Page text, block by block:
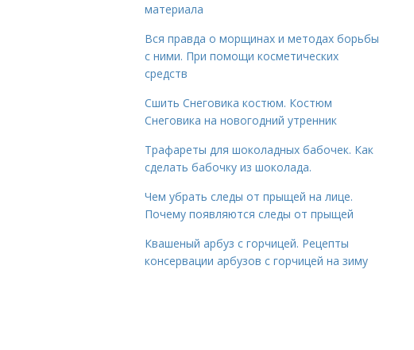
материала
Вся правда о морщинах и методах борьбы
с ними. При помощи косметических
средств
Сшить Снеговика костюм. Костюм
Снеговика на новогодний утренник
Трафареты для шоколадных бабочек. Как
сделать бабочку из шоколада.
Чем убрать следы от прыщей на лице.
Почему появляются следы от прыщей
Квашеный арбуз с горчицей. Рецепты
консервации арбузов с горчицей на зиму